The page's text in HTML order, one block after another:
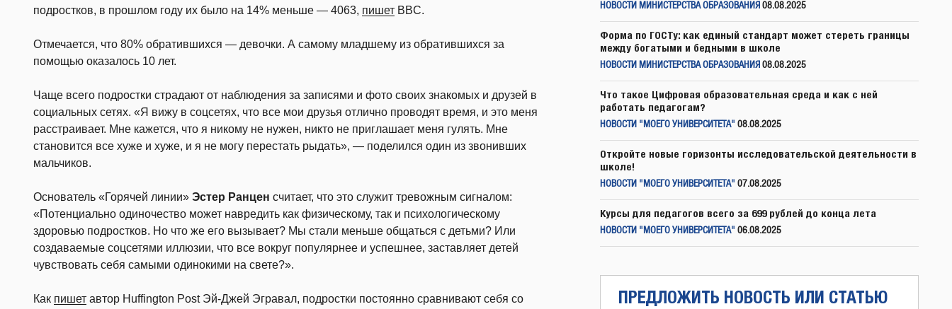
подростков, в прошлом году их было на 14% меньше — 4063, пишет BBC.
Отмечается, что 80% обратившихся — девочки. А самому младшему из обратившихся за
помощью оказалось 10 лет.
Чаще всего подростки страдают от наблюдения за записями и фото своих знакомых и друзей в
социальных сетях. «Я вижу в соцсетях, что все мои друзья отлично проводят время, и это меня
расстраивает. Мне кажется, что я никому не нужен, никто не приглашает меня гулять. Мне
становится все хуже и хуже, и я не могу перестать рыдать», — поделился один из звонивших
мальчиков.
Основатель «Горячей линии» Эстер Ранцен считает, что это служит тревожным сигналом:
«Потенциально одиночество может навредить как физическому, так и психологическому
здоровью подростков. Но что же его вызывает? Мы стали меньше общаться с детьми? Или
создаваемые соцсетями иллюзии, что все вокруг популярнее и успешнее, заставляет детей
чувствовать себя самыми одинокими на свете?».
Как пишет автор Huffington Post Эй-Джей Эгравал, подростки постоянно сравнивают себя со
НОВОСТИ МИНИСТЕРСТВА ОБРАЗОВАНИЯ 08.08.2025
Форма по ГОСТу: как единый стандарт может стереть границы
между богатыми и бедными в школе
НОВОСТИ МИНИСТЕРСТВА ОБРАЗОВАНИЯ 08.08.2025
Что такое Цифровая образовательная среда и как с ней
работать педагогам?
НОВОСТИ "МОЕГО УНИВЕРСИТЕТА" 08.08.2025
Откройте новые горизонты исследовательской деятельности в
школе!
НОВОСТИ "МОЕГО УНИВЕРСИТЕТА" 07.08.2025
Курсы для педагогов всего за 699 рублей до конца лета
НОВОСТИ "МОЕГО УНИВЕРСИТЕТА" 06.08.2025
ПРЕДЛОЖИТЬ НОВОСТЬ ИЛИ СТАТЬЮ